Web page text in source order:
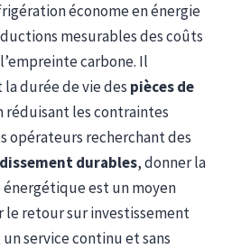
économe en énergie
mesurables des coûts
carbone. Il
durée de vie des pièces de
réduisant les contraintes
opérateurs recherchant des
durables, donner la
est un moyen
retour sur investissement
service continu et sans